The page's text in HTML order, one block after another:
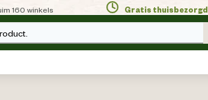
160 winkels Gratis thuisbezorgd